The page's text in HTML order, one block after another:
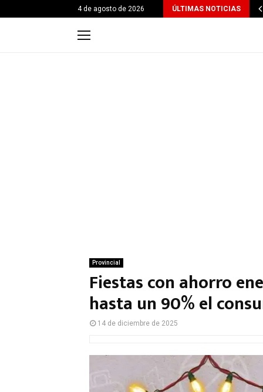
4 de agosto de 2026 ÚLTIMAS NOTICIAS
Provincial
Fiestas con ahorro
hasta un 90% el
14 de diciembre de 2025